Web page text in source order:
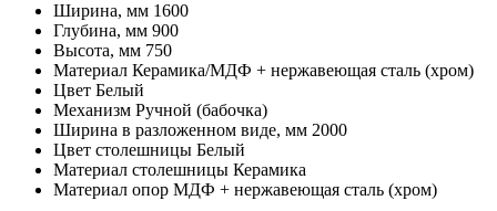
Ширина, мм 1600
Глубина, мм 900
Высота, мм 750
Материал Керамика/МДФ + нержавеющая сталь (хром)
Цвет Белый
Механизм Ручной (бабочка)
Ширина в разложенном виде, мм 2000
Цвет столешницы Белый
Материал столешницы Керамика
Материал опор МДФ + нержавеющая сталь (хром)